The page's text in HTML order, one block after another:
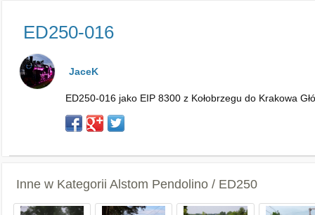
ED250-016
JaceK
ED250-016 jako EIP 8300 z Kołobrzegu do Krakowa
Inne w Kategorii Alstom Pendolino / ED250